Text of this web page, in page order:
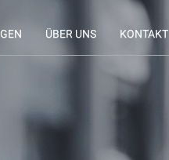
ÜBER UNS KONTAKT